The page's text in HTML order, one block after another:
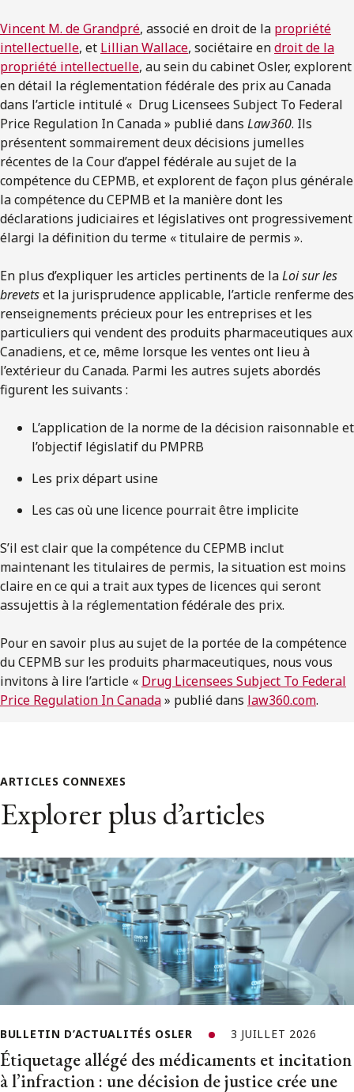
Vincent M. de Grandpré, associé en droit de la propriété
intellectuelle, et Lillian Wallace, sociétaire endroit de la
propriété intellectuelle, au sein du cabinet Osler, explorent
en détail la réglementation fédérale des prix au Canada
dans l’article intitulé « Drug Licensees Subject To Federal
Price Regulation In Canada » publié dans Law360. Ils
présentent sommairement deux décisions jumelles
récentes de la Cour d’appel fédérale au sujet de la
compétence du CEPMB, et explorent de façon plus générale
la compétence du CEPMB et la manière dont les
déclarations judiciaires et législatives ont progressivement
élargi la définition du terme « titulaire de permis ».
En plus d’expliquer les articles pertinents de laLoi sur les
brevetset la jurisprudence applicable, l’article renferme des
renseignements précieux pour les entreprises et les
particuliers qui vendent des produits pharmaceutiques aux
Canadiens, et ce, même lorsque les ventes ont lieu à
l’extérieur du Canada. Parmi les autres sujets abordés
figurent les suivants :
L’application de la norme de la décision raisonnable et
l’objectif législatif du PMPRB
Les prix départ usine
Les cas où une licence pourrait être implicite
S’il est clair que la compétence du CEPMB inclut
maintenant les titulaires de permis, la situation est moins
claire en ce qui a trait aux types de licences qui seront
assujettis à la réglementation fédérale des prix.
Pour en savoir plus au sujet de la portée de la compétence
du CEPMB sur les produits pharmaceutiques, nous vous
invitons à lire l’article « Drug Licensees Subject To Federal
Price Regulation In Canada» publié dans law360.com.
ARTICLES CONNEXES
Explorer plus d’articles
BULLETIN D’ACTUALITÉS OSLER 3 JUILLET 2026
Étiquetage allégé des médicaments et incitation
à l’infraction : une décision de justice crée une